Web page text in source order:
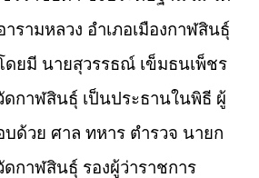
รามหลวง อำเภอเมืองกาฬสินธุ์
ดยมี นายสุวรรธณ์ เข็มธนเพ็ชร
ดกาฬสินธุ์ เป็นประธานในพิธี ผู้
บด้วย ศาล ทหาร ตำรวจ นายก
ดกาฬสินธุ์ รองผู้ว่าราชการ